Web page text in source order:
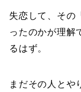
失恋して、その
ったのかが理解
るはず。
まだその人とや